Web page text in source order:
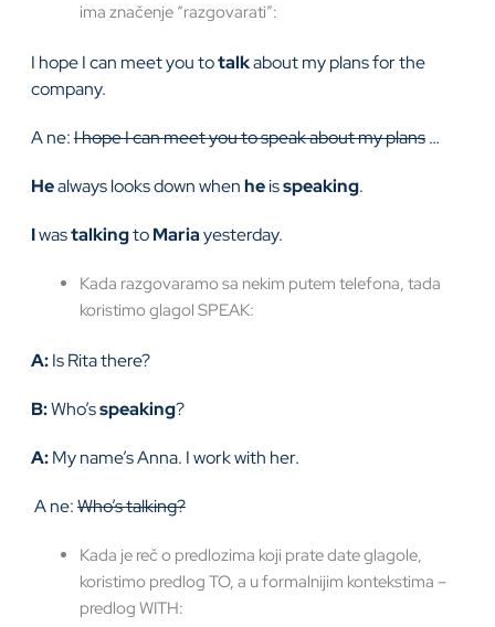
ima značenje “razgovarati”:
I hope I can meet you totalkabout my plans for the
company.
A ne:I hope I can meet you to speak about my plans…
Healways looks down whenheisspeaking.
IwastalkingtoMariayesterday.
Kada razgovaramo sa nekim putem telefona, tada
koristimo glagol SPEAK:
A:Is Rita there?
B:Who’sspeaking?
A:My name’s Anna. I work with her.
A ne:Who’s talking?
Kada je reč o predlozima koji prate date glagole,
koristimo predlog TO, a u formalnijim kontekstima –
predlog WITH: